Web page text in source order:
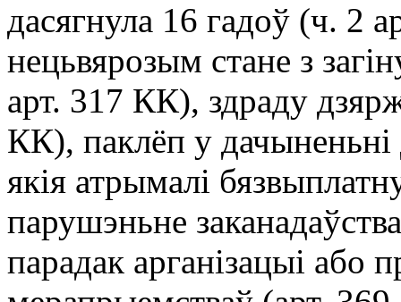
дасягнула 16 гадоў (ч. 2
нецьвярозым стане з
арт. 317 КК), здраду
КК), паклёп у
якія атрымалі
парушэньне
парадак арганізацыі або